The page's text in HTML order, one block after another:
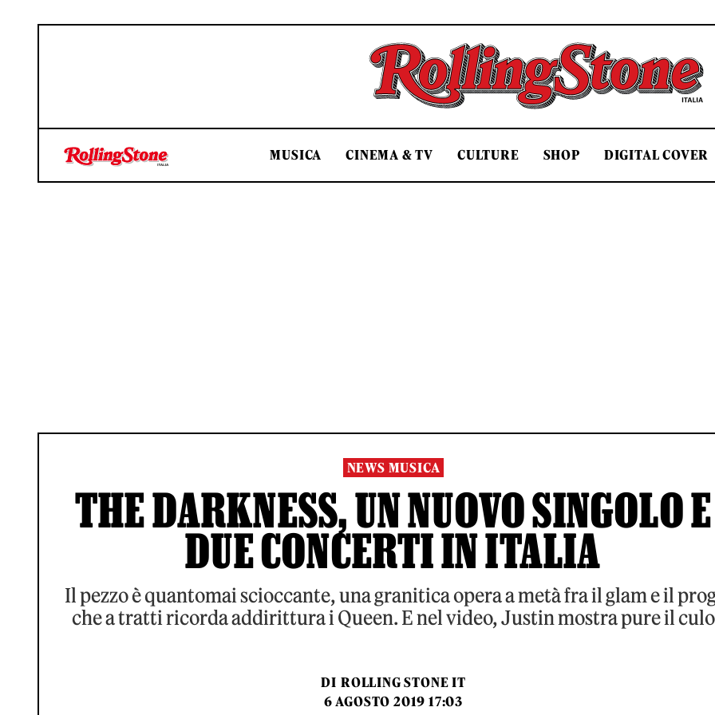
Rolling Stone Italia
MUSICA CINEMA & TV CULTURE SHOP DIGITAL COVER
NEWS MUSICA
THE DARKNESS, UN NUOVO SINGOLO E
DUE CONCERTI IN ITALIA
Il pezzo è quantomai scioccante, una granitica opera a metà fra il glam e il
che a tratti ricorda addirittura i Queen. E nel video, Justin mostra pure il culo
DI ROLLING STONE IT
6 AGOSTO 2019 17:03